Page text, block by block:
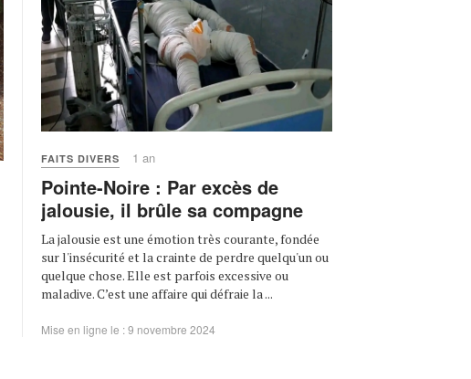
FAITS DIVERS 1 an
Pointe-Noire : Par excès de
jalousie, il brûle sa compagne
La jalousie est une émotion très courante, fondée
sur l'insécurité et la crainte de perdre quelqu'un ou
quelque chose. Elle est parfois excessive ou
maladive. C’est une affaire qui défraie la ...
Mise en ligne le : 9 novembre 2024